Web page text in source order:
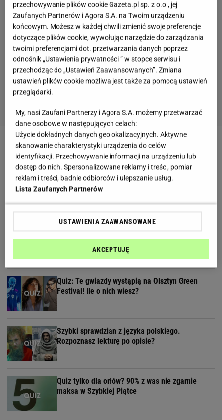
Quiz geograficzny. Pytamy tylko o państwa na G.
Polegniesz na 7. pytaniu
Rozpoznasz słodycze bez opakowań? Tylko
łasuch zdobędzie 12 punktów
Letni quiz dla mistrzów wiedzy ogólnej. Tylko
erudyta pochwali się 20/20
Quiz: Te gwiazdy wystąpią na Olsztyn Green
Festival! Ile o nich wiesz?
Szybki sprawdzian z języka polskiego.
Rozpoznasz lekturę po opisie?
Quiz tylko dla orłów? 90% z was nie zgarnie
maksa w Szybkiej Piątce
przechowywanie plików cookie Gazeta.pl sp. z o.o., jej
Zaufanych Partnerów i Agora S.A. na Twoim urządzeniu
końcowym. Możesz w każdej chwili zmienić swoje preferencje
dotyczące plików cookie, wywołując narzędzie do zarządzania
twoimi preferencjami dot. przetwarzania danych poprzez
odnośnik „Ustawienia prywatności ” w stopce serwisu i
przechodząc do „Ustawień Zaawansowanych”. Zmiana
ustawień plików cookie możliwa jest także za pomocą ustawień
przeglądarki.
My, nasi Zaufani Partnerzy i Agora S.A. możemy przetwarzać
dane osobowe w następujących celach:
Użycie dokładnych danych geolokalizacyjnych. Aktywne
skanowanie charakterystyki urządzenia do celów
identyfikacji. Przechowywanie informacji na urządzeniu lub
dostęp do nich. Spersonalizowane reklamy i treści, pomiar
reklam i treści, badnie odbiorców i ulepszanie usług.
Lista Zaufanych Partnerów
USTAWIENIA ZAAWANSOWANE
AKCEPTUJĘ